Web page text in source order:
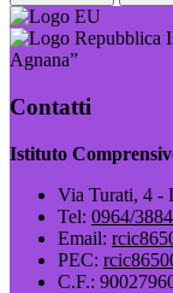
Agnana”
Contatti
Istituto
Via Turati, 4 -
Tel: 0964/
Email:
PEC:
C.F.: